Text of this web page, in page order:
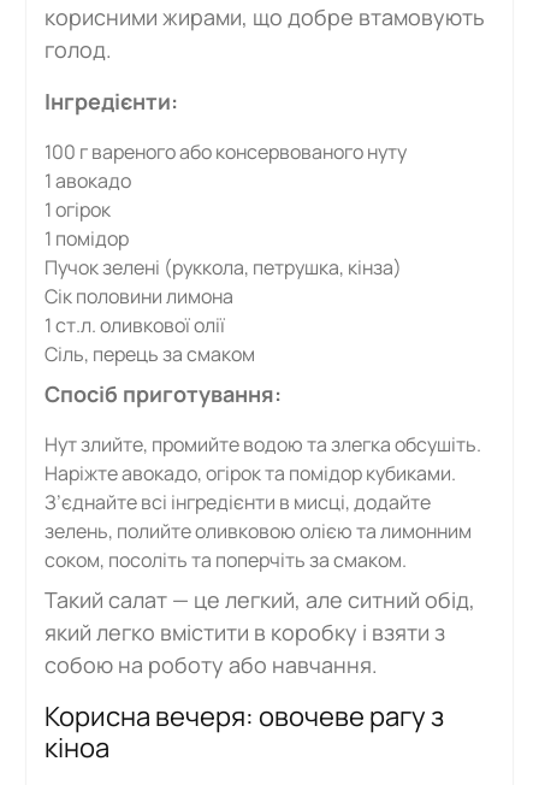
корисними жирами, що добре втамовують
голод.
Інгредієнти:
100 г вареного або консервованого нуту
1 авокадо
1 огірок
1 помідор
Пучок зелені (руккола, петрушка, кінза)
Сік половини лимона
1 ст.л. оливкової олії
Сіль, перець за смаком
Спосіб приготування:
Нут злийте, промийте водою та злегка обсушіть.
Наріжте авокадо, огірок та помідор кубиками.
З’єднайте всі інгредієнти в мисці, додайте
зелень, полийте оливковою олією та лимонним
соком, посоліть та поперчіть за смаком.
Такий салат — це легкий, але ситний обід,
який легко вмістити в коробку і взяти з
собою на роботу або навчання.
Корисна вечеря: овочеве рагу з
кіноа